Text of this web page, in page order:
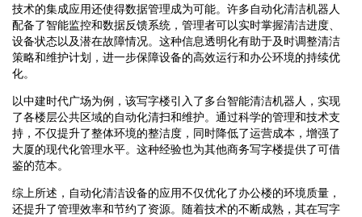
技术的集成应用还使得数据管理成为可能。许多自动化清洁机器人
配备了智能监控和数据反馈系统，管理者可以实时掌握清洁进度、
设备状态以及潜在故障情况。这种信息透明化有助于及时调整清洁
策略和维护计划，进一步保障设备的高效运行和办公环境的持续优
化。
以中建时代广场为例，该写字楼引入了多台智能清洁机器人，实现
了各楼层公共区域的自动化清扫和维护。通过科学的管理和技术支
持，不仅提升了整体环境的整洁度，同时降低了运营成本，增强了
大厦的现代化管理水平。这种经验也为其他商务写字楼提供了可借
鉴的范本。
综上所述，自动化清洁设备的应用不仅优化了办公楼的环境质量，
还提升了管理效率和节约了资源。随着技术的不断成熟，其在写字